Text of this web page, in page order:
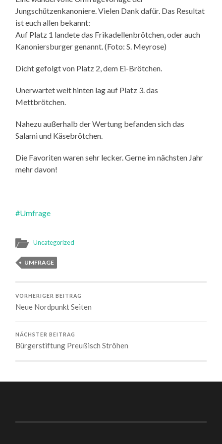
Jungschützenkanoniere. Vielen Dank dafür. Das Resultat
ist euch allen bekannt:
Auf Platz 1 landete das Frikadellenbrötchen, oder auch
Kanoniersburger genannt. (Foto: S. Meyrose)
Dicht gefolgt von Platz 2, dem Ei-Brötchen.
Unerwartet weit hinten lag auf Platz 3. das
Mettbrötchen.
Nahezu außerhalb der Wertung befanden sich das
Salami und Käsebrötchen.
Die Favoriten waren sehr lecker. Gerne im nächsten Jahr
mehr davon!
#Umfrage
Uncategorized
UMFRAGE
VORHERIGER BEITRAG
Neue Nordpunkt Seiten
NÄCHSTER BEITRAG
Bürgerstiftung Preußisch Ströhen